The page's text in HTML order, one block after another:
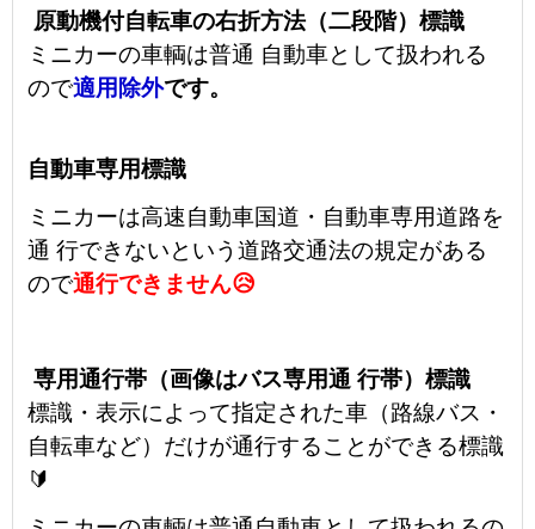
原動機付自転車の右折方法（二段階）標識
ミニカーの車輌は普通 自動車として扱われる
ので適用除外です。
自動車専用標識
ミニカーは高速自動車国道・自動車専用道路を
通 行できないという道路交通法の規定がある
ので通行できません😥
専用通行帯（画像はバス専用通 行帯）標識
標識・表示によって指定された車（路線バス・
自転車など）だけが通行することができる標識
🔰